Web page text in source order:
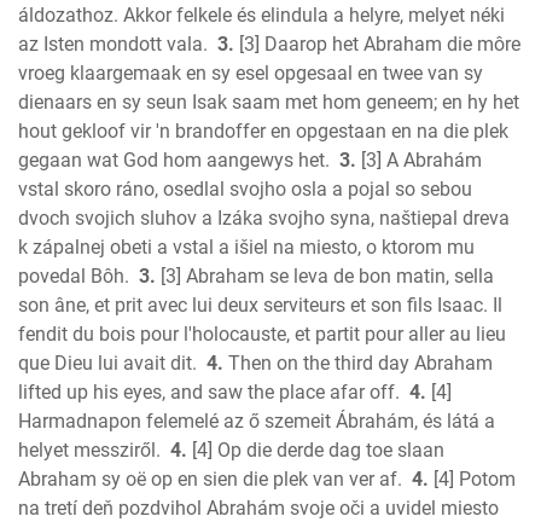
Matthew
Mark
Luke
John
Acts
Romans
1 Corinthians
2 Corinthians
Galatians
Ephesians
Phillipians
Colossians
1 Thess.
2 Thess.
1 Timothy
2 Timothy
áldozathoz. Akkor felkele és elindula a helyre, melyet néki
az Isten mondott vala. 3. [3] Daarop het Abraham die môre
vroeg klaargemaak en sy esel opgesaal en twee van sy
dienaars en sy seun Isak saam met hom geneem; en hy het
hout gekloof vir 'n brandoffer en opgestaan en na die plek
gegaan wat God hom aangewys het. 3. [3] A Abrahám
vstal skoro ráno, osedlal svojho osla a pojal so sebou
dvoch svojich sluhov a Izáka svojho syna, naštiepal dreva
k zápalnej obeti a vstal a išiel na miesto, o ktorom mu
povedal Bôh. 3. [3] Abraham se leva de bon matin, sella
son âne, et prit avec lui deux serviteurs et son fils Isaac. Il
fendit du bois pour l'holocauste, et partit pour aller au lieu
que Dieu lui avait dit. 4. Then on the third day Abraham
lifted up his eyes, and saw the place afar off. 4. [4]
Harmadnapon felemelé az ő szemeit Ábrahám, és látá a
helyet messziről. 4. [4] Op die derde dag toe slaan
Abraham sy oë op en sien die plek van ver af. 4. [4] Potom
na tretí deň pozdvihol Abrahám svoje oči a uvidel miesto